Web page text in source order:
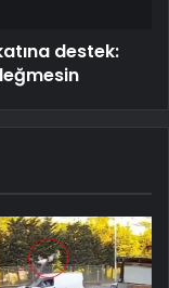
destek: